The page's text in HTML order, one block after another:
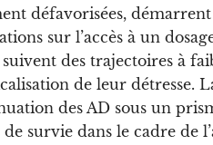
défavorisées, démarrent
sur l’accès à un
des trajectoires à
de leur détresse.
des AD sous un
de survie dans le cadre de